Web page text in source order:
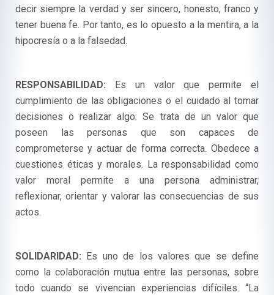
decir siempre la verdad y ser sincero, honesto, franco y
tener buena fe. Por tanto, es lo opuesto a la mentira, a la
hipocresía o a la falsedad.
RESPONSABILIDAD: Es un valor que permite el
cumplimiento de las obligaciones o el cuidado al tomar
decisiones o realizar algo. Se trata de un valor que
poseen las personas que son capaces de
comprometerse y actuar de forma correcta. Obedece a
cuestiones éticas y morales. La responsabilidad como
valor moral permite a una persona administrar,
reflexionar, orientar y valorar las consecuencias de sus
actos.
SOLIDARIDAD: Es uno de los valores que se define
como la colaboración mutua entre las personas, sobre
todo cuando se vivencian experiencias difíciles. “La